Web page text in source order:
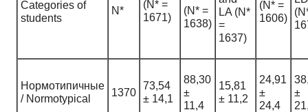
Categories of
students
N*
(N* =
1671)
(N* =
1638)
LA (N*
=
1637)
(N* =
1606)
Нормотипичные
/ Normotypical
1370
73,54
± 14,1
88,30
±
11,4
15,81
± 11,2
24,91
±
24,4
±